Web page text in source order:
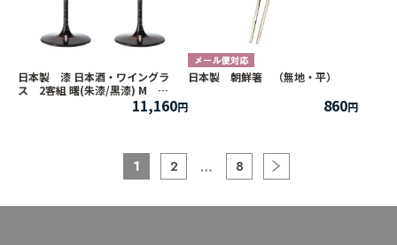
日本製 漆 日本酒・ワイングラ
ス 2客組 曙(朱漆/黒漆) M
430ml 【うるし/日本酒グラス/漆
塗り/漆器/ペアグラス/父の日】
11,160
日本製 朝鮮箸 （無地・平）
860
1 2 8